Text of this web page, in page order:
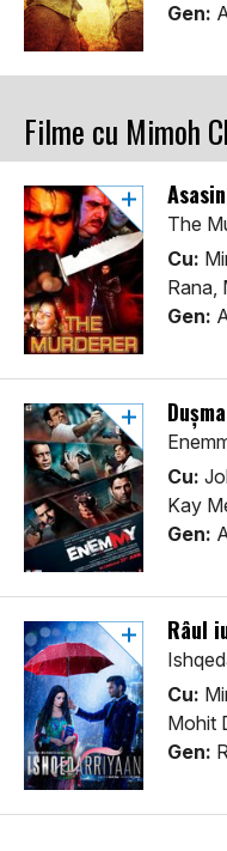
Gen:
Filme cu Mimoh
The
Cu:
Rana,
Gen:
Cu:
Kay
Gen:
Râul
Cu:
Mohit
Gen: